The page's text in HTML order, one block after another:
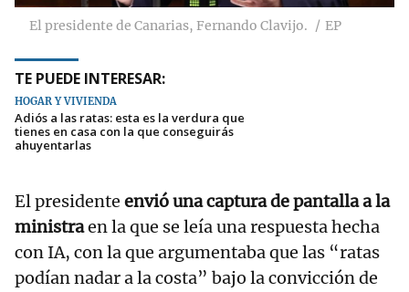
El presidente de Canarias, Fernando Clavijo. EP
TE PUEDE INTERESAR:
HOGAR Y VIVIENDA
Adiós a las ratas: esta es la verdura que
tienes en casa con la que conseguirás
ahuyentarlas
El presidente envió una captura de pantalla a la
ministraen la que se leía una respuesta hecha
con IA, con la que argumentaba que las “ratas
podían nadar a la costa” bajo la convicción de